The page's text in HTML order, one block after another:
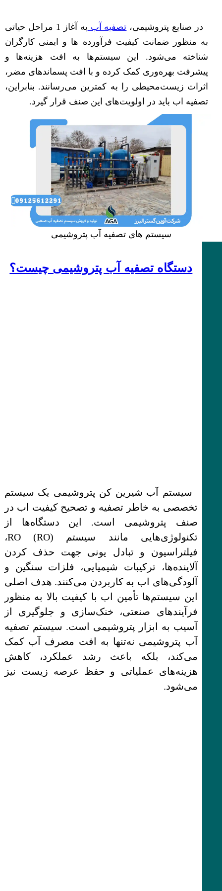
در صنایع پتروشیمی، تصفیه آب
به آغاز 1 مراحل حیاتی
به منظور ضمانت کیفیت فرآورده ها و ایمنی کارگران
شناخته می‌شود. این سیستم‌ها به افت هزینه‌ها و
پیشرفت بهره‌وری کمک کرده و با افت پسماندهای مضر،
اثرات زیست‌محیطی را به کمترین می‌رسانند. بنابراین،
تصفیه اب باید در اولویت‌های این صنف قرار گیرد.
سیستم های تصفیه آب پتروشیمی
دستگاه تصفیه آب پتروشیمی چیست؟
سیستم آب شیرین کن پتروشیمی یک سیستم
تخصصی به خاطر تصفیه و تصحیح کیفیت اب در
صنف پتروشیمی است. این دستگاه‌ها از
تکنولوژی‌هایی مانند سیستم RO (RO)،
فیلتراسیون و تبادل یونی جهت حذف کردن
آلاینده‌ها، ترکیبات شیمیایی، فلزات سنگین و
آلودگی‌های اب به کاربردن می‌کنند. هدف اصلی
این سیستم‌ها تأمین اب با کیفیت بالا به منظور
فرآیندهای صنعتی، خنک‌سازی و جلوگیری از
آسیب به ابزار پتروشیمی است. سیستم تصفیه
آب پتروشیمی نه‌تنها به افت مصرف آب کمک
می‌کند، بلکه باعث رشد عملکرد، کاهش
هزینه‌های عملیاتی و حفظ عرصه زیست نیز
می‌شود.